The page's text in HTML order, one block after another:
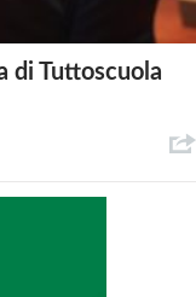
di Tuttoscuola